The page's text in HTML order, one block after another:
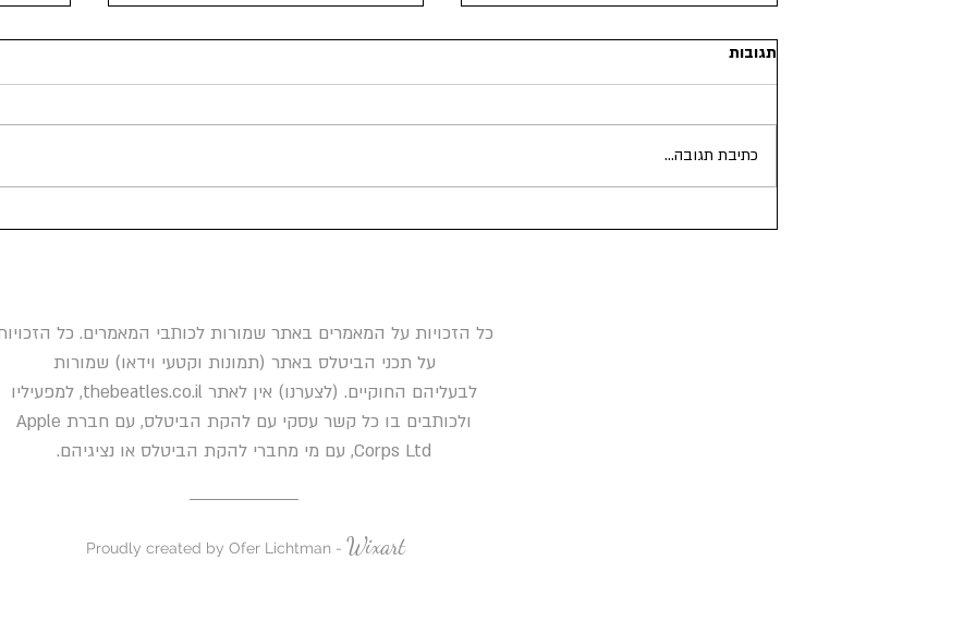
תגובות
כתיבת תגובה...
כל הזכויות על המאמרים באתר שמורות לכותבי המאמרים. כל
על תכני הביטלס באתר (תמונות וקטעי וידאו) שמורות
לבעליהם החוקיים. (לצערנו) אין לאתר thebeatles.co.il, למפעיליו
ולכותבים בו כל קשר עסקי עם להקת הביטלס, עם חברת Apple
Corps Ltd, עם מי מחברי להקת הביטלס או נציגיהם.
Proudly created by Ofer Lichtman - Wixart